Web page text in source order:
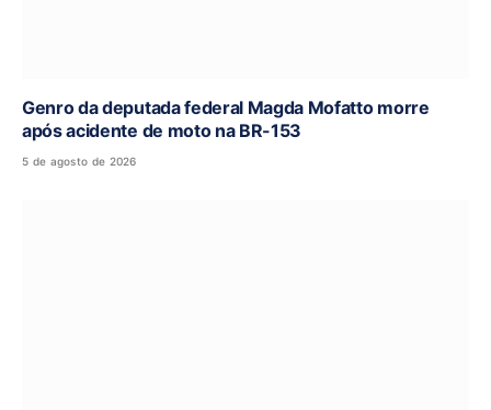
Genro da deputada federal Magda Mofatto morre
após acidente de moto na BR-153
5 de agosto de 2026